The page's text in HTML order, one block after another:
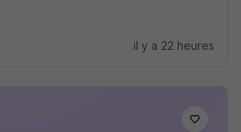
il y a 22 heures